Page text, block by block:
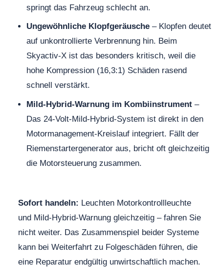
springt das Fahrzeug schlecht an.
Ungewöhnliche Klopfgeräusche – Klopfen deutet
auf unkontrollierte Verbrennung hin. Beim
Skyactiv-X ist das besonders kritisch, weil die
hohe Kompression (16,3:1) Schäden rasend
schnell verstärkt.
Mild-Hybrid-Warnung im Kombiinstrument –
Das 24-Volt-Mild-Hybrid-System ist direkt in den
Motormanagement-Kreislauf integriert. Fällt der
Riemenstartergenerator aus, bricht oft gleichzeitig
die Motorsteuerung zusammen.
Sofort handeln: Leuchten Motorkontrollleuchte
und Mild-Hybrid-Warnung gleichzeitig – fahren Sie
nicht weiter. Das Zusammenspiel beider Systeme
kann bei Weiterfahrt zu Folgeschäden führen, die
eine Reparatur endgültig unwirtschaftlich machen.